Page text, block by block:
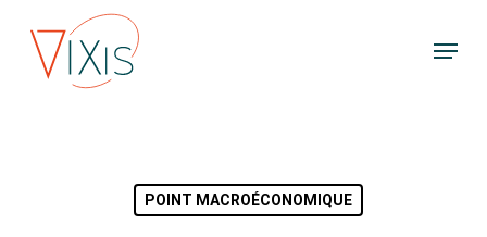
Menu
POINT MACROÉCONOMIQUE